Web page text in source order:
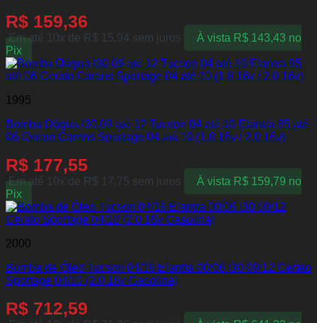
R$ 159,36
Em até 10x de R$ 15,94 sem juros À vista R$143,43 no
Pix
1995
Bomba Dágua I30 09 até 12 Tucson 04 até 10 Elantra 95 até
06 Cerato Carens Sportage 04 até 10 (1.8 16v / 2.0 16v)
R$ 177,55
Em até 10x de R$ 17,75 sem juros À vista R$159,79 no
Pix
2000
Bomba de Óleo Tucson 04/16 Elantra 00/06 i30 09/12 Cerato
Sportage 04/10 (2.0 16v Gasolina)
R$ 712,59